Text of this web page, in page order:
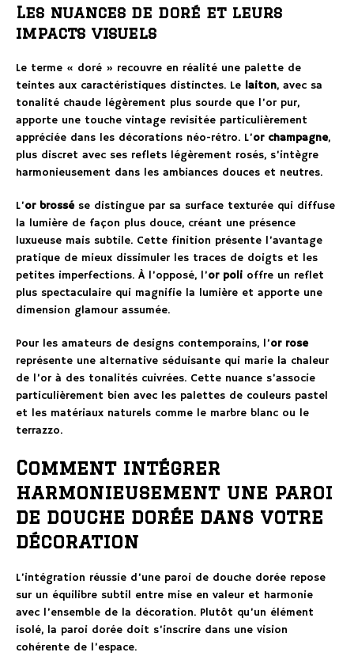
Les nuances de doré et leurs
impacts visuels
Le terme « doré » recouvre en réalité une palette de
teintes aux caractéristiques distinctes. Le laiton, avec sa
tonalité chaude légèrement plus sourde que l’or pur,
apporte une touche vintage revisitée particulièrement
appréciée dans les décorations néo-rétro. L’or champagne,
plus discret avec ses reflets légèrement rosés, s’intègre
harmonieusement dans les ambiances douces et neutres.
L’or brossése distingue par sa surface texturée qui diffuse
la lumière de façon plus douce, créant une présence
luxueuse mais subtile. Cette finition présente l’avantage
pratique de mieux dissimuler les traces de doigts et les
petites imperfections. À l’opposé, l’or poli offre un reflet
plus spectaculaire qui magnifie la lumière et apporte une
dimension glamour assumée.
Pour les amateurs de designs contemporains, l’or rose
représente une alternative séduisante qui marie la chaleur
de l’or à des tonalités cuivrées. Cette nuance s’associe
particulièrement bien avec les palettes de couleurs pastel
et les matériaux naturels comme le marbre blanc ou le
terrazzo.
Comment intégrer
harmonieusement une paroi
de douche dorée dans votre
décoration
L’intégration réussie d’une paroi de douche dorée repose
sur un équilibre subtil entre mise en valeur et harmonie
avec l’ensemble de la décoration. Plutôt qu’un élément
isolé, la paroi dorée doit s’inscrire dans une vision
cohérente de l’espace.